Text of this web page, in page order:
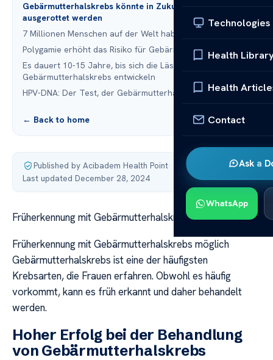
Technologies
Health
Health
Contact
Ask a
WhatsApp
Gebärmutterhalskrebs könnte in Zukunft vollständig
ausgerottet werden
7 Millionen Menschen auf der Welt haben HPV!
Polygamie erhöht das Risiko für Gebärmutterhalskrebs
Es dauert 10-15 Jahre, bis sich die Läsionen zu
Gebärmutterhalskrebs entwickeln
HPV-DNA: Der Test, der Gebärmutterhalskrebs fängt!
← Back to home
Published by Acibadem Health Point·
Last updated December 28, 2024
Früherkennung mit Gebärmutterhalskrebs möglich
Früherkennung mit Gebärmutterhalskrebs möglich
Gebärmutterhalskrebs ist eine der häufigsten
Krebsarten, die Frauen erfahren. Obwohl es häufig
vorkommt, kann es früh erkannt und daher behandelt
werden.
Hoher Erfolg bei der Behandlung
von Gebärmutterhalskrebs